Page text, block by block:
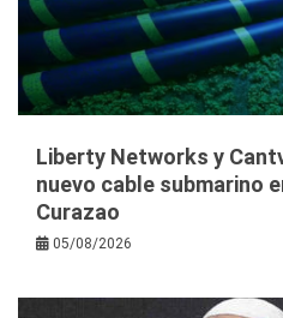
Liberty Networks y
nuevo cable submarino
Curazao
05/08/2026